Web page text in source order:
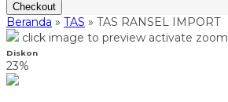
Checkout
Beranda » TAS » TAS RANSEL IMPORT
click image to preview activate zoom
Diskon
23%